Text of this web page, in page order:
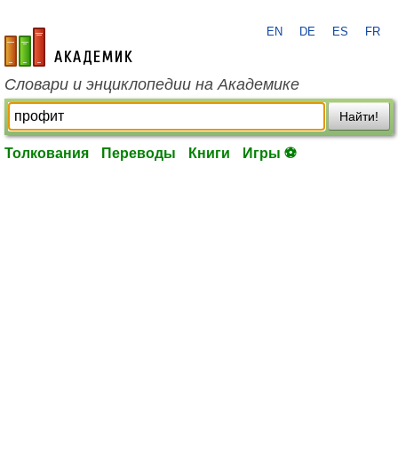
academic.ru
EN DE ES FR
Словари и энциклопедии на Академике
Найти!
Толкования Переводы Книги Игры ⚽